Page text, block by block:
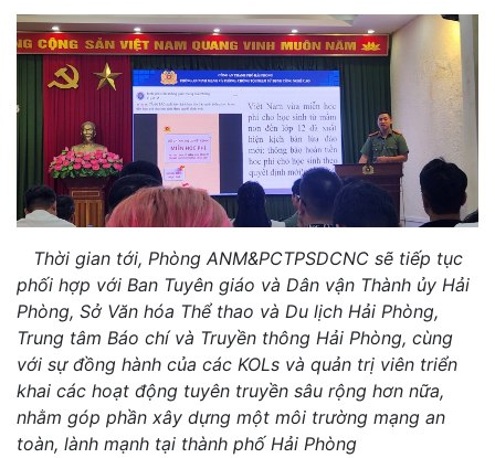
Thời gian tới, Phòng ANM&PCTPSDCNC sẽ tiếp tục
phối hợp với Ban Tuyên giáo và Dân vận Thành ủy Hải
Phòng, Sở Văn hóa Thể thao và Du lịch Hải Phòng,
Trung tâm Báo chí và Truyền thông Hải Phòng, cùng
với sự đồng hành của các KOLs và quản trị viên triển
khai các hoạt động tuyên truyền sâu rộng hơn nữa,
nhằm góp phần xây dựng một môi trường mạng an
toàn, lành mạnh tại thành phố Hải Phòng